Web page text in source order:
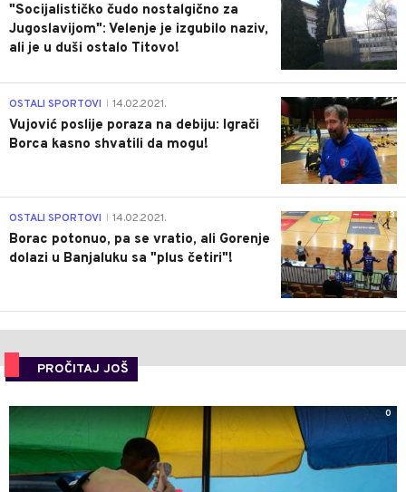
"Socijalističko čudo nostalgično za
Jugoslavijom": Velenje je izgubilo naziv,
ali je u duši ostalo Titovo!
1
OSTALI SPORTOVI 14.02.2021.
Vujović poslije poraza na debiju: Igrači
Borca kasno shvatili da mogu!
3
OSTALI SPORTOVI 14.02.2021.
Borac potonuo, pa se vratio, ali Gorenje
dolazi u Banjaluku sa "plus četiri"!
PROČITAJ JOŠ
0